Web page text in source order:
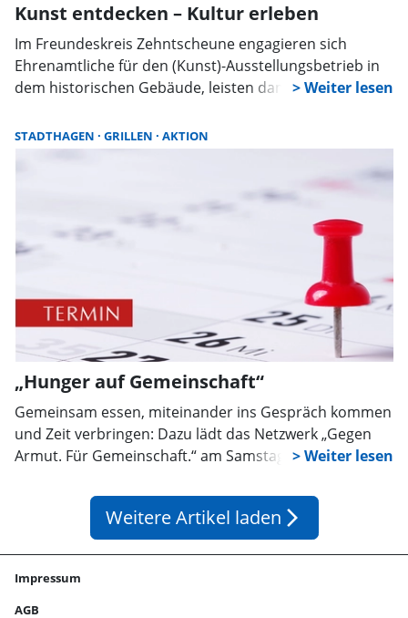
Kunst entdecken – Kultur erleben
Im Freundeskreis Zehntscheune engagieren sich
Ehrenamtliche für den (Kunst)-Ausstellungsbetrieb in
dem historischen Gebäude, leisten damit einen
Stadthagen.
STADTHAGEN GRILLEN AKTION
„Hunger auf Gemeinschaft“
Gemeinsam essen, miteinander ins Gespräch kommen
und Zeit verbringen: Dazu lädt das Netzwerk „Gegen
Armut. Für Gemeinschaft.“ am Samstag, 29. August, ab
Martini-Gemeinde in Stadthagen ein. Unter dem Titel
„Hunger auf Gemeinschaft“ wird an der Adresse Am
Kirchhof 4 ein kostenfreies Mittagessen vom Grill
Weitere Artikel laden arrow_forward_ios
Impressum
AGB